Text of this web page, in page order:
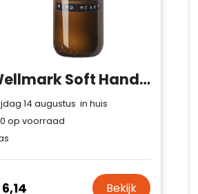
Wellmark Soft Hands 250 ml handlotiondispenser
14 augustus in huis
op voorraad
Bekijk